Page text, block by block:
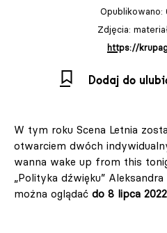
Opublikowano:
Zdjęcia:
https://
Dodaj do
W tym roku Scena Letnia
otwarciem dwóch
wanna wake up from this
„Polityka dźwięku”
można oglądać do 8 lipca